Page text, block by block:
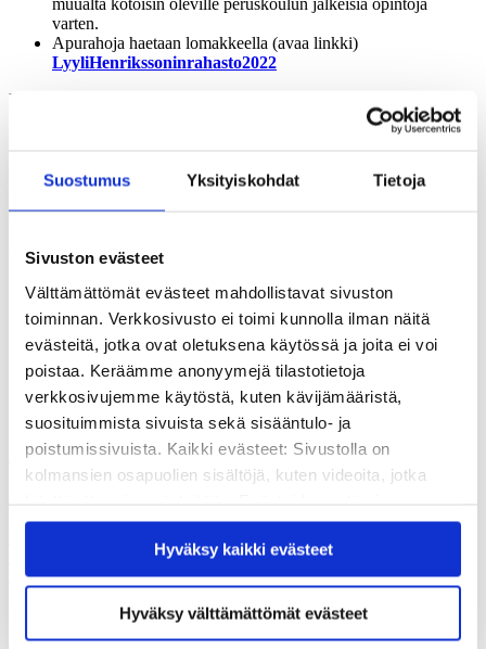
Suostumus Yksityiskohdat Tietoja
Sivuston evästeet
Välttämättömät evästeet mahdollistavat sivuston
toiminnan. Verkkosivusto ei toimi kunnolla ilman näitä
evästeitä, jotka ovat oletuksena käytössä ja joita ei voi
poistaa. Keräämme anonyymejä tilastotietoja
verkkosivujemme käytöstä, kuten kävijämääristä,
suosituimmista sivuista sekä sisääntulo- ja
poistumissivuista. Kaikki evästeet: Sivustolla on
kolmansien osapuolien sisältöjä, kuten videoita, jotka
saattaa estää näiden sisältöjen näkymisen.
Hyväksymällä kaikki evästeet varmistat, että kaikki
sisältö on käytettävissäsi.
Hyväksy kaikki evästeet
Hyväksy välttämättömät evästeet
varten.
Apurahoja haetaan lomakkeella (avaa linkki)
LyyliHenrikssoninrahasto2022
Lue vuoden 2021 apurahansaajista lisää
toimitusjohtaja Lauri Tuomi, 050 47 69 977, lauri.tuomi(a)kvs.fi
talous- ja hallintopäällikkö Päivi Pirkkalainen, 040 590 6567,
paivi.pirkkalainen(a)kvs.fi
Jaa artikkeli
Suosittelemme lukemaan seuraavaksi
Kaikki ajankohtaiset
toimijat koolla Euroopan aikuiskoulutusjärjestön
konferenssissa
23.06.2026Ajankohtaista